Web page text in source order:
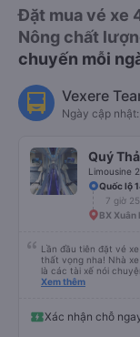
Đặt mua vé xe
Nông chất
chuyến mỗi
Vexere
Ngày cập
Quý
Limousine
Quốc lộ
7 giờ
BX Xuân
Lần đầu tiên đặt vé
thất vọng nha! Nhà
là các tài xế nói
đánh giá 5 sao rồi.
Xem thêm
Xác nhận chỗ